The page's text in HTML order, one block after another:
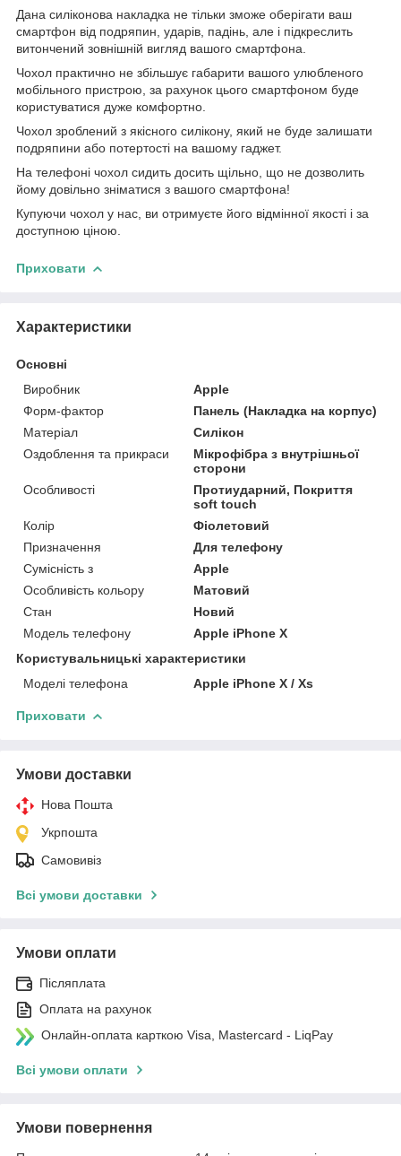
Дана силіконова накладка не тільки зможе оберігати ваш
смартфон від подряпин, ударів, падінь, але і підкреслить
витончений зовнішній вигляд вашого смартфона.
Чохол практично не збільшує габарити вашого улюбленого
мобільного пристрою, за рахунок цього смартфоном буде
користуватися дуже комфортно.
Чохол зроблений з якісного силікону, який не буде залишати
подряпини або потертості на вашому гаджет.
На телефоні чохол сидить досить щільно, що не дозволить
йому довільно зніматися з вашого смартфона!
Купуючи чохол у нас, ви отримуєте його відмінної якості і за
доступною ціною.
Приховати
Характеристики
Основні
Виробник
Apple
Форм-фактор
Панель (Накладка на корпус)
Матеріал
Силікон
Оздоблення та прикраси
Мікрофібра з внутрішньої
сторони
Особливості
Протиударний, Покриття
soft touch
Колір
Фіолетовий
Призначення
Для телефону
Сумісність з
Apple
Особливість кольору
Матовий
Стан
Новий
Модель телефону
Apple iPhone X
Користувальницькі характеристики
Моделі телефона
Apple iPhone X / Xs
Приховати
Умови доставки
Нова Пошта
Укрпошта
Самовивіз
Всі умови доставки
Умови оплати
Післяплата
Оплата на рахунок
Онлайн-оплата карткою Visa, Mastercard - LiqPay
Всі умови оплати
Умови повернення